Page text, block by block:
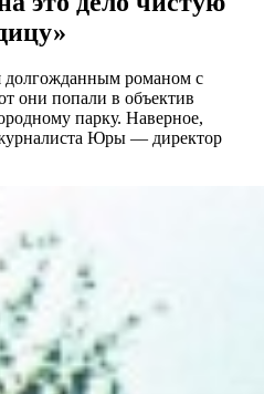
долгожданным романом с
они попали в объектив
парку. Наверное,
Юры — директор